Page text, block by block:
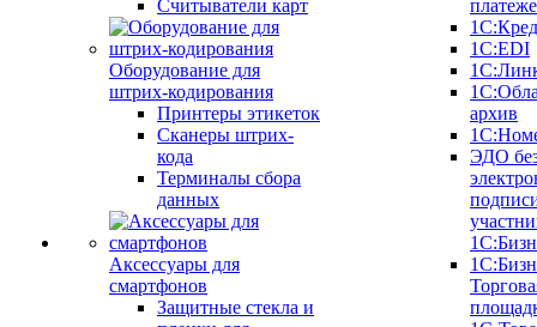
Считыватели карт
Оборудование для
штрих-кодирования
Принтеры этикеток
Сканеры штрих-
кода
Терминалы сбора
данных
Аксессуары для
смартфонов
Защитные стекла и
1С:EDI
архив
ЭДО